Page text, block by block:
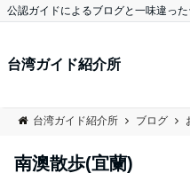
公認ガイドによるブログと一味違っ
台湾ガイド紹介所
台湾ガイド紹介所 ブログ
南澳散歩(宜蘭)